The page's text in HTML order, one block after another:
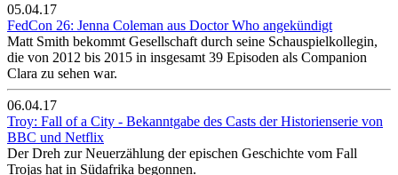
05.04.17
FedCon 26: Jenna Coleman aus Doctor Who angekündigt
Matt Smith bekommt Gesellschaft durch seine Schauspielkollegin,
die von 2012 bis 2015 in insgesamt 39 Episoden als Companion
Clara zu sehen war.
06.04.17
Troy: Fall of a City - Bekanntgabe des Casts der Historienserie von
BBC und Netflix
Der Dreh zur Neuerzählung der epischen Geschichte vom Fall
Trojas hat in Südafrika begonnen.